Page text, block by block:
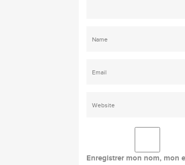
Enregistrer mon nom, mon